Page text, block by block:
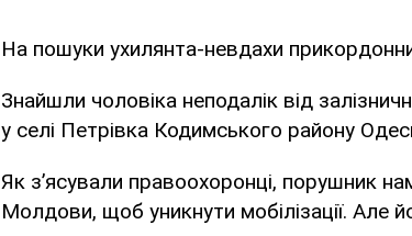
На пошуки ухилянта-невдахи
Знайшли чоловіка неподалік від
у селі Петрівка Кодимського району
Як з’ясували правоохоронці, порушник
Молдови, щоб уникнути мобілізації. Але